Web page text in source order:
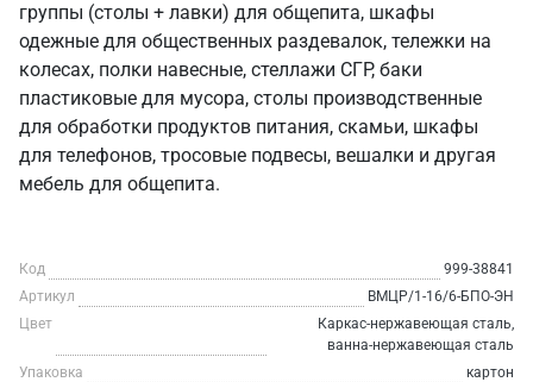
группы (столы + лавки) для общепита, шкафы
одежные для общественных раздевалок, тележки на
колесах, полки навесные, стеллажи СГР, баки
пластиковые для мусора, столы производственные
для обработки продуктов питания, скамьи, шкафы
для телефонов, тросовые подвесы, вешалки и другая
мебель для общепита.
Код
999-38841
Артикул
ВМЦР/1-16/6-БПО-ЭН
Цвет
Каркас-нержавеющая сталь,
ванна-нержавеющая сталь
Упаковка
картон